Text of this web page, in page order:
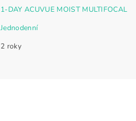
1-DAY ACUVUE MOIST MULTIFOCAL
Jednodenní
2 roky